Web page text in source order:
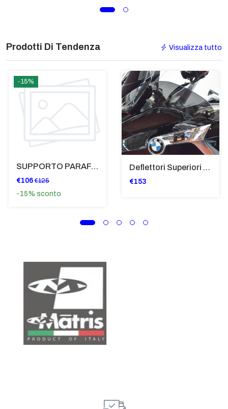
Prodotti Di Tendenza Visualizza tutto
-15%
SUPPORTO PARAFANGO POSTERIORE BMW F900XR
€106 €125
-15% sconto
Deflettori Superiori Alette Frangivento Bmw K 1600 Gtl (2017>) - Bugger - Grand America Fumè Scuro - SP8023-FS-K1600GTL
€153